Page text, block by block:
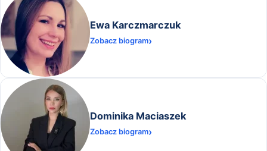
Ewa Karczmarczuk
Zobacz biogram
Dominika Maciaszek
Zobacz biogram